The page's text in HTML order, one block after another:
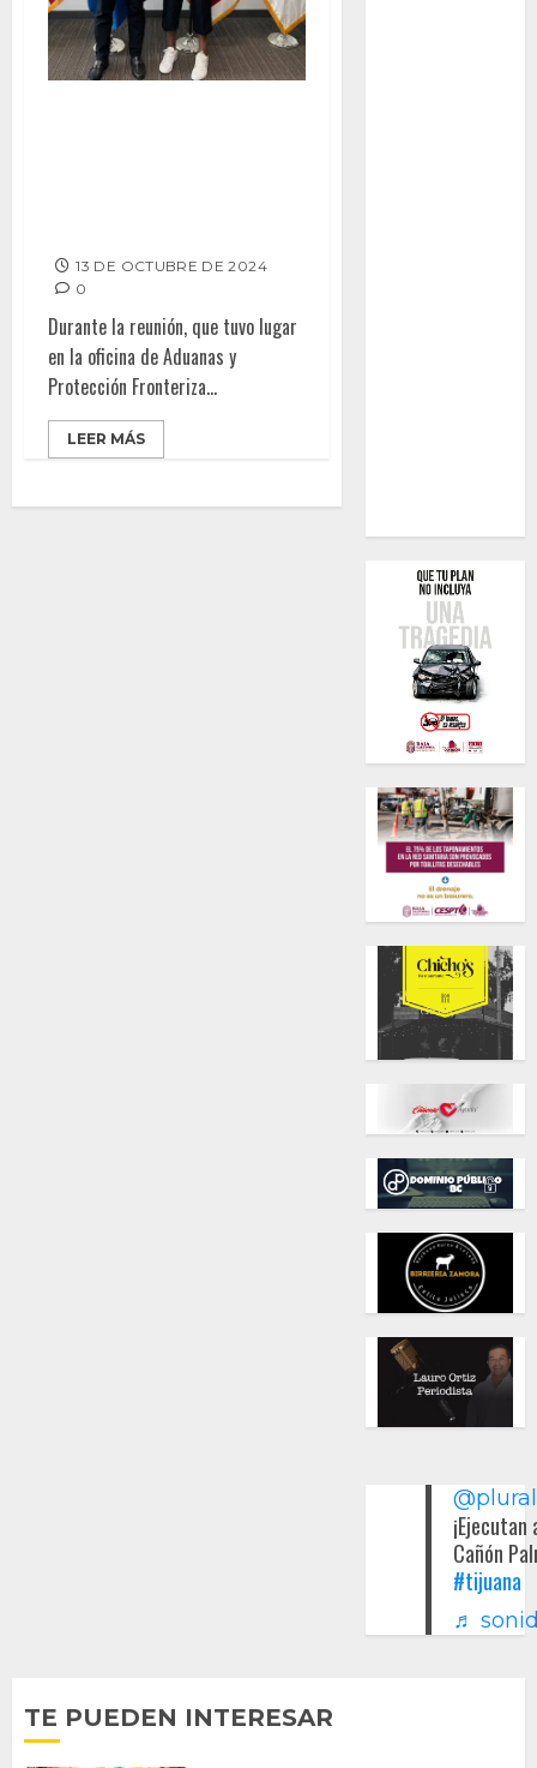
13 DE OCTUBRE DE 2024
0
Durante la reunión, que tuvo lugar
en la oficina de Aduanas y
Protección Fronteriza...
LEER MÁS
Cañón
#tijuana
♬
TE PUEDEN INTERESAR